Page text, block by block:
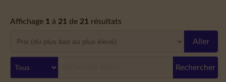
Affichage 1 à 21 de 21 résultats
Aller
Rechercher